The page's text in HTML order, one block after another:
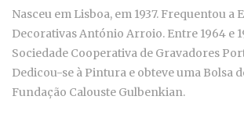
Nasceu em Lisboa, em 1937. Frequentou a
Decorativas António Arroio. Entre 1964 e
Sociedade Cooperativa de Gravadores
Dedicou-se à Pintura e obteve uma Bolsa
Fundação Calouste Gulbenkian.